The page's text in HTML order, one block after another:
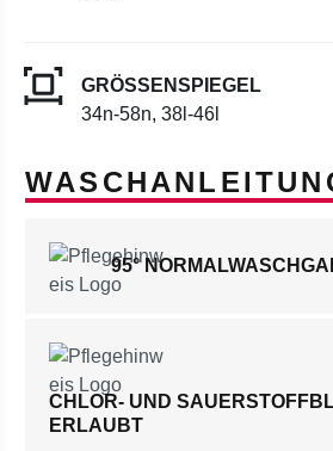
GRÖSSENSPIEGEL
34n-58n, 38l-46l
95°
CHLOR- UND
ERLAUBT